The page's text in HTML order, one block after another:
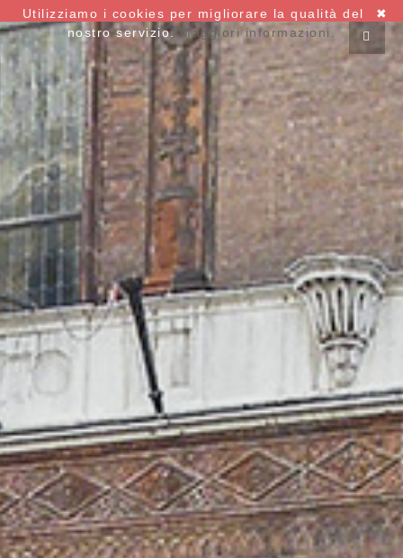
✖
Utilizziamo i cookies per migliorare la qualità del
nostro servizio. Maggiori informazioni.